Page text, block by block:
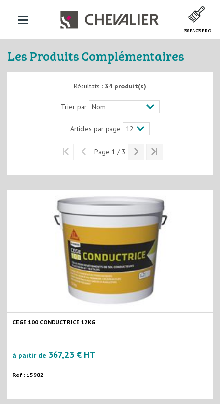
ESPACE PRO
Les Produits Complémentaires
Résultats : 34 produit(s)
Trier par
Articles par page
Page 1 / 3
CEGE 100 CONDUCTRICE 12KG
à partir de 367,23 € HT
Ref : 15982